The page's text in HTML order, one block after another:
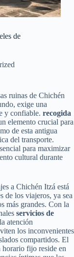
de
ruinas de Chichén
exige una
y confiable. recogida
elemento crucial para
de esta antigua
del transporte.
para maximizar
cultural durante
a Chichén Itzá está
de los viajeros, ya sea
más grandes. Con la
servicios de
atención
los inconvenientes
compartidos. El
fijo reside en